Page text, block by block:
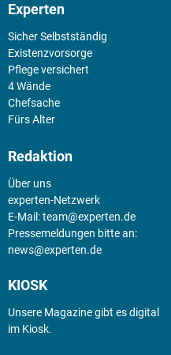
Experten
Sicher Selbstständig
Existenz­vorsorge
Pflege versichert
4 Wände
Chefsache
Fürs Alter
Redaktion
Über uns
experten-Netzwerk
E-Mail:team@experten.de
Pressemeldungen bitte an:
news@experten.de
KIOSK
Unsere Magazine gibt es digital
im Kiosk.